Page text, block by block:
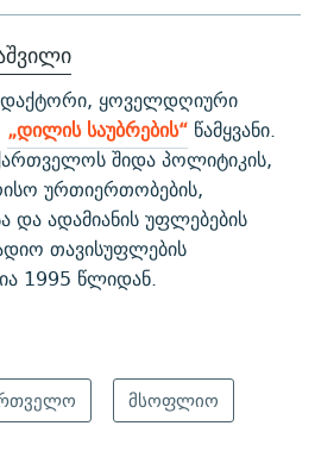
ყოველდღიური
„დილის საუბრების“ წამყვანი.
შიდა პოლიტიკის,
ურთიერთობების,
და ადამიანის უფლებების
თავისუფლების
1995 წლიდან.
მსოფლიო